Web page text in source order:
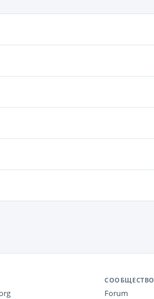
СООБЩЕСТВО
Forum